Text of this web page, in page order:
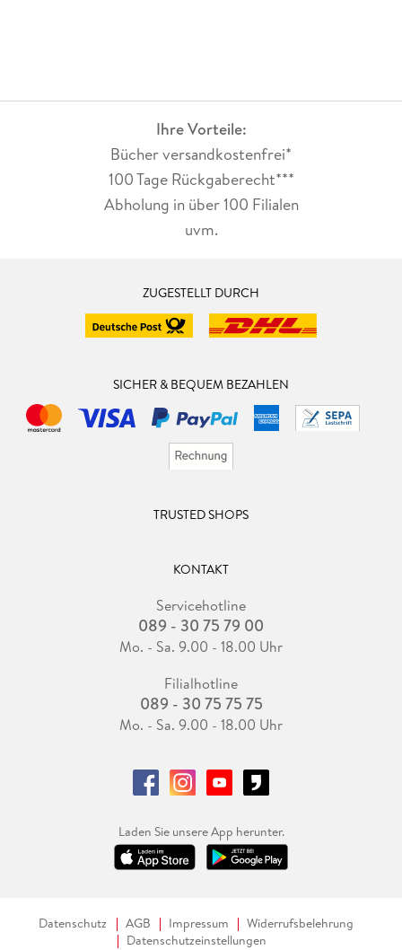
Ihre Vorteile:
Bücher versandkostenfrei*
100 Tage Rückgaberecht***
Abholung in über 100 Filialen
uvm.
ZUGESTELLT DURCH
SICHER & BEQUEM BEZAHLEN
TRUSTED SHOPS
KONTAKT
Servicehotline
089 - 30 75 79 00
Mo. - Sa. 9.00 - 18.00 Uhr
Filialhotline
089 - 30 75 75 75
Mo. - Sa. 9.00 - 18.00 Uhr
Laden Sie unsere App herunter.
Datenschutz AGB Impressum
Widerrufsbelehrung
Datenschutzeinstellungen